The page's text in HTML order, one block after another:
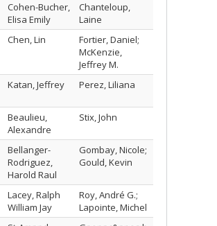
Cohen-Bucher,
Elisa Emily
Chanteloup,
Laine
Chen, Lin
Fortier, Daniel;
McKenzie,
Jeffrey M.
Katan, Jeffrey Perez, Liliana
Beaulieu,
Alexandre
Stix, John
Bellanger-
Rodriguez,
Harold Raul
Gombay, Nicole;
Gould, Kevin
Lacey, Ralph
William Jay
Roy, André G.;
Lapointe, Michel